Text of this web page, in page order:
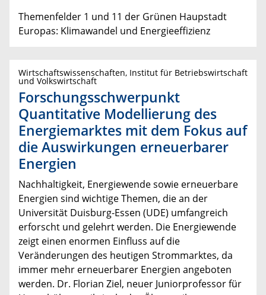
Themenfelder 1 und 11 der Grünen Haupstadt
Europas: Klimawandel und Energieeffizienz
Wirtschaftswissenschaften, Institut für Betriebswirtschaft
und Volkswirtschaft
Forschungsschwerpunkt
Quantitative Modellierung des
Energiemarktes mit dem Fokus auf
die Auswirkungen erneuerbarer
Energien
Nachhaltigkeit, Energiewende sowie erneuerbare
Energien sind wichtige Themen, die an der
Universität Duisburg-Essen (UDE) umfangreich
erforscht und gelehrt werden. Die Energiewende
zeigt einen enormen Einfluss auf die
Veränderungen des heutigen Strommarktes, da
immer mehr erneuerbarer Energien angeboten
werden. Dr. Florian Ziel, neuer Juniorprofessor für